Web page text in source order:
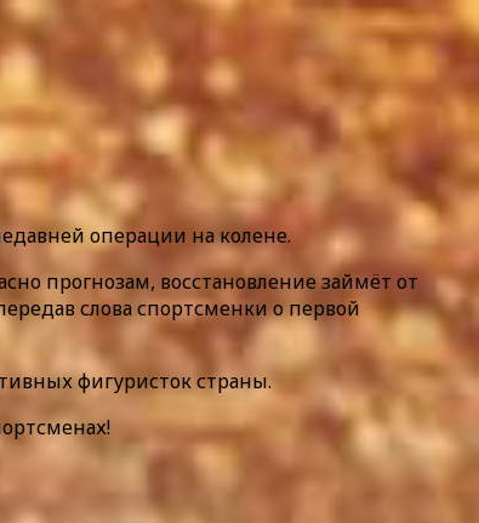
операции на колене.
прогнозам, восстановление займёт от
слова спортсменки о первой
фигуристок страны.